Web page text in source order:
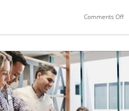
Comments Offon